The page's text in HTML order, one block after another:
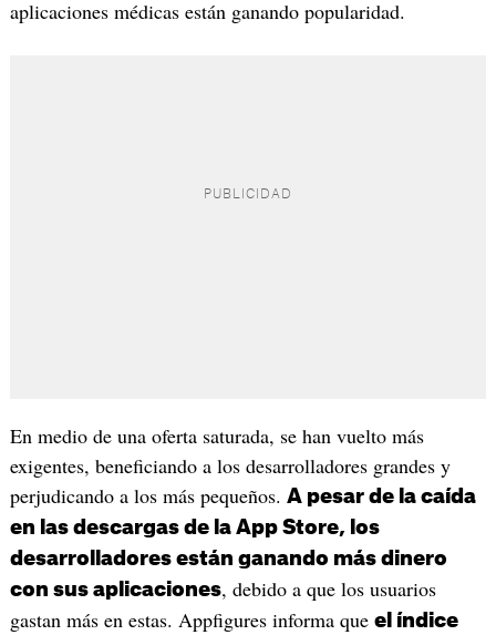
aplicaciones médicas están ganando popularidad.
En medio de una oferta saturada, se han vuelto más
exigentes, beneficiando a los desarrolladores grandes y
perjudicando a los más pequeños. A pesar de la caída
en las descargas de la App Store, los
desarrolladores están ganando más dinero
con sus aplicaciones, debido a que los usuarios
gastan más en estas. Appfigures informa que el índice